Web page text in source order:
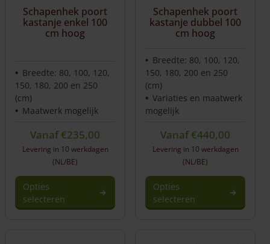
worden
op
Schapenhek poort
kastanje enkel 100
cm hoog
Breedte: 80, 100, 120,
150, 180, 200 en 250
(cm)
Maatwerk mogelijk
Vanaf€235,00
Levering in 10 werkdagen
(NL/BE)
Opties
selecteren
Schapenhek poort
kastanje dubbel 100
cm hoog
Breedte: 80, 100, 120,
150, 180, 200 en 250
(cm)
Variaties en maatwerk
mogelijk
Vanaf€440,00
Levering in 10 werkdagen
(NL/BE)
Opties
selecteren